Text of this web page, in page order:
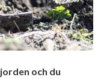
och du